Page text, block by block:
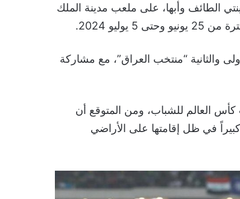
بطولة غرب آسيا تحت 19 عاماً في مدينتي الطائف وأبها، على ملعب مدينة الملك
والثانية “منتخب العراق”، مع مشاركة
العالم للشباب، ومن المتوقع أن
في ظل إقامتها على الأراضي